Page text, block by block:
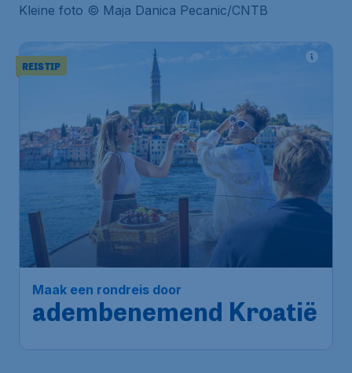
Kleine foto © Maja Danica Pecanic/CNTB
REISTIP
Maak een rondreis door
adembenemend Kroatië